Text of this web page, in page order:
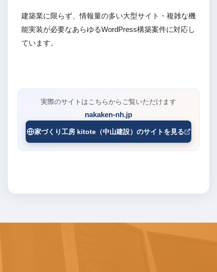
建築業に限らず、情報量の多い大型サイト・複雑な機
能実装が必要なあらゆるWordPress構築案件に対応し
ています。
実際のサイトはこちらからご覧いただけます
nakaken-nh.jp
家づくり工房 kitote（中山建設）のサイトを見る